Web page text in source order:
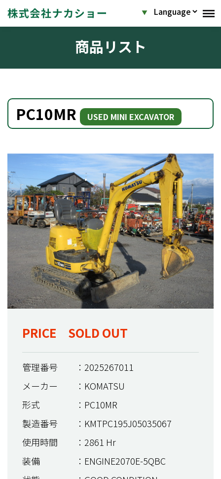
商品リスト
PC10MR USED MINI EXCAVATOR
PRICE SOLD OUT
管理番号
：2025267011
メーカー
：KOMATSU
形式
：PC10MR
製造番号
：KMTPC195J05035067
使用時間
：2861 Hr
装備
：ENGINE2070E-5QBC